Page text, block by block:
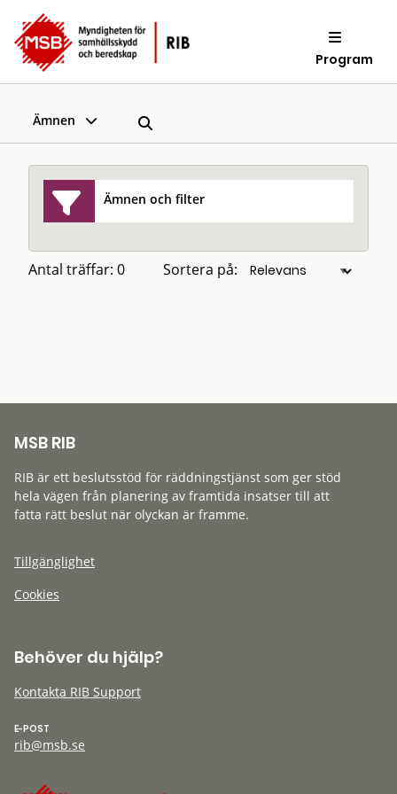
Program
Ämnen
Ämnen och filter
Antal träffar: 0 Sortera på:
MSB RIB
RIB är ett beslutsstöd för räddningstjänst som ger stöd
hela vägen från planering av framtida insatser till att
fatta rätt beslut när olyckan är framme.
Tillgänglighet
Cookies
Behöver du hjälp?
Kontakta RIB Support
E-POST
rib@msb.se